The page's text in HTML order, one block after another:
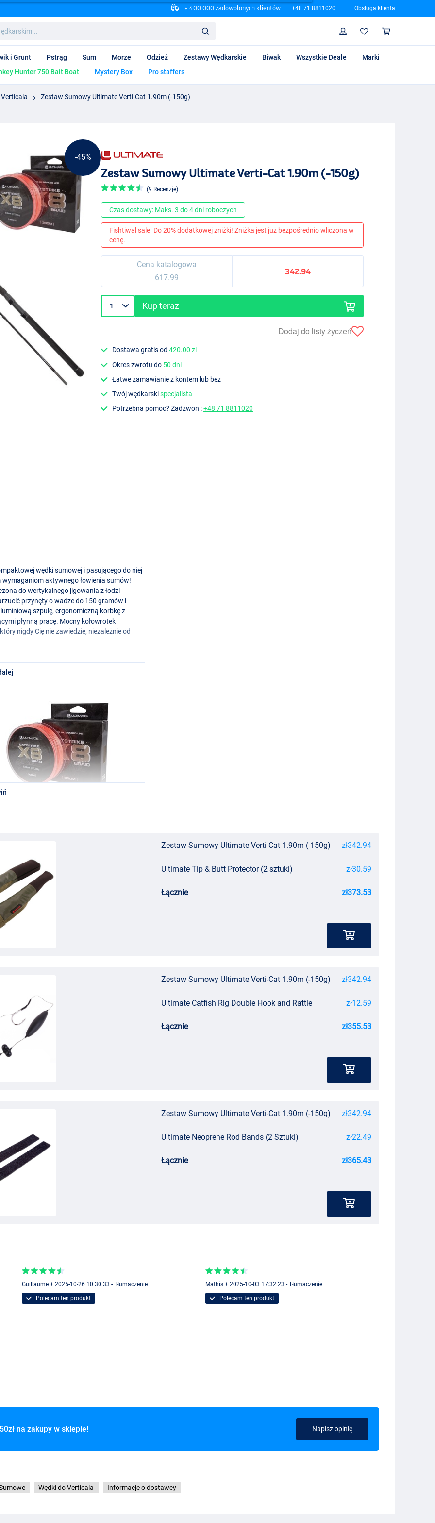
+ 400 000 zadowolonych klientów +48 71 8811020 Obsługa klienta
Profil
i Grunt Pstrąg Sum Morze Odzież Zestawy Wędkarskie Biwak Wszystkie Deale
Marki
Hunter 750 Bait Boat Mystery Box Pro staffers
Zestaw Sumowy Ultimate Verti-Cat 1.90m (-150g)
-45%
Zestaw Sumowy Ultimate Verti-Cat 1.90m (-150g)
(9 Recenzje)
Czas dostawy: Maks. 3 do 4 dni roboczych
Fishtiwal sale! Do 20% dodatkowej zniżki! Zniżka jest już bezpośrednio wliczona w
cenę.
Cena katalogowa
617.99
342.94
Kup teraz
Dodaj do listy życzeń
Dostawa gratis od420.00 zl
Okres zwrotu do 50 dni
Łatwe zamawianie z kontem lub bez
Twój wędkarskispecjalista
Potrzebna pomoc? Zadzwoń :+48 71 8811020
wędki sumowej i pasującego do niej
aktywnego łowienia sumów!
do wertykalnego jigowania z łodzi
przynęty o wadze do 150 gramów i
szpulę, ergonomiczną korbkę z
płynną pracę. Mocny kołowrotek
nigdy Cię nie zawiedzie, niezależnie od
Zestaw Sumowy Ultimate Verti-Cat 1.90m (-150g) zł342.94
Ultimate Tip & Butt Protector (2 sztuki) zł30.59
Łącznie zł373.53
Zestaw Sumowy Ultimate Verti-Cat 1.90m (-150g) zł342.94
Ultimate Catfish Rig Double Hook and Rattle zł12.59
Łącznie zł355.53
Zestaw Sumowy Ultimate Verti-Cat 1.90m (-150g) zł342.94
Ultimate Neoprene Rod Bands (2 Sztuki) zł22.49
Łącznie zł365.43
Guillaume + 2025-10-26 10:30:33 - Tłumaczenie
Polecam ten produkt
Mathis + 2025-10-03 17:32:23 - Tłumaczenie
Polecam ten produkt
na zakupy w sklepie! Napisz opinię
Wędki do Verticala Informacje o dostawcy